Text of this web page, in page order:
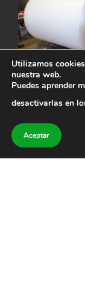
Plástico de
Utilizamos
nuestra web.
Puedes aprender
desactivarlas en
Aceptar